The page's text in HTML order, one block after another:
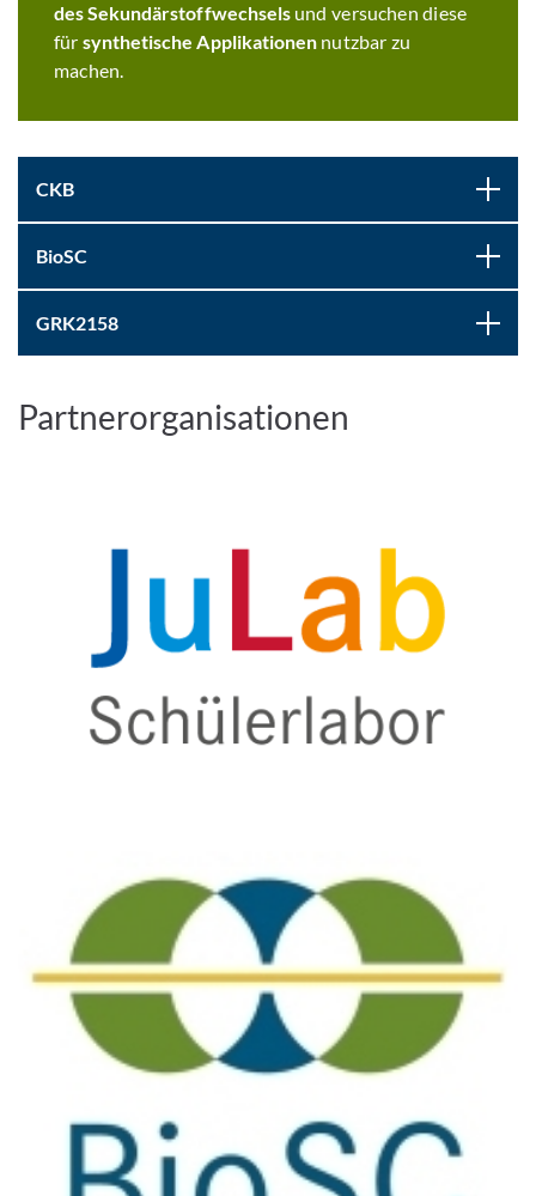
des Sekundärstoffwechselsund versuchen diese
fürsynthetische Applikationennutzbar zu
machen.
CKB
BioSC
GRK2158
Partnerorganisationen